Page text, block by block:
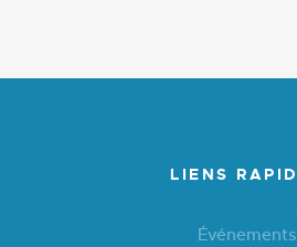
LIENS
Événements